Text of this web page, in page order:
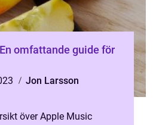
omfattande guide för
Jon Larsson
över Apple Music